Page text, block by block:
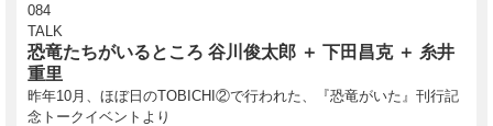
SWITCH 2017年3月号は、
「株式会社ほぼ日」として新たなスタートをきった糸井重里を特集します。
本特集では、糸井が本誌のために書き下ろした貴重な 短篇「夢で会いましょう」を
はじめとし、以前「ほぼ日」で連載された糸井と小誌編集長・新井敏記による、
084
TALK
恐竜たちがいるところ 谷川俊太郎 ＋ 下田昌克 ＋ 糸井
重里
昨年10月、ほぼ日のTOBICHI②で行われた、『恐竜がいた』刊行記
念トークイベントより